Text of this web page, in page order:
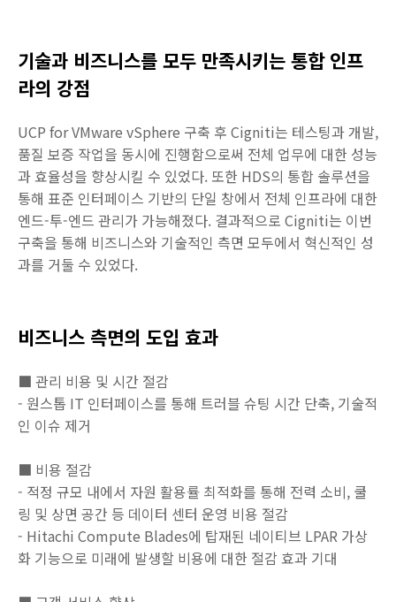
기술과 비즈니스를 모두 만족시키는 통합 인프
라의 강점
UCP for VMware vSphere 구축 후 Cigniti는 테스팅과 개발,
품질 보증 작업을 동시에 진행함으로써 전체 업무에 대한 성능
과 효율성을 향상시킬 수 있었다. 또한 HDS의 통합 솔루션을
통해 표준 인터페이스 기반의 단일 창에서 전체 인프라에 대한
엔드-투-엔드 관리가 가능해졌다. 결과적으로 Cigniti는 이번
구축을 통해 비즈니스와 기술적인 측면 모두에서 혁신적인 성
과를 거둘 수 있었다.
비즈니스 측면의 도입 효과
■ 관리 비용 및 시간 절감
- 원스톱 IT 인터페이스를 통해 트러블 슈팅 시간 단축, 기술적
인 이슈 제거
■ 비용 절감
- 적정 규모 내에서 자원 활용률 최적화를 통해 전력 소비, 쿨
링 및 상면 공간 등 데이터 센터 운영 비용 절감
- Hitachi Compute Blades에 탑재된 네이티브 LPAR 가상
화 기능으로 미래에 발생할 비용에 대한 절감 효과 기대